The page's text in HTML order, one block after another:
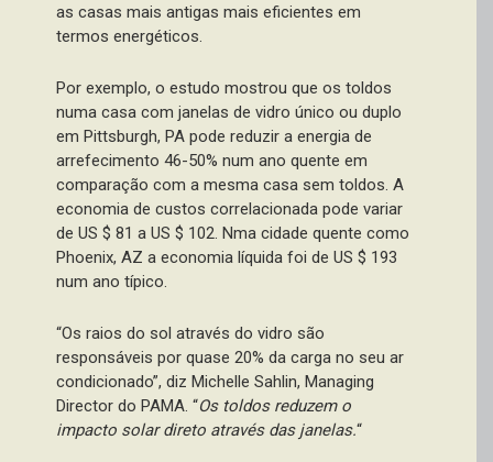
as casas mais antigas mais eficientes em
termos energéticos.
Por exemplo, o estudo mostrou que os toldos
numa casa com janelas de vidro único ou duplo
em Pittsburgh, PA pode reduzir a energia de
arrefecimento 46-50% num ano quente em
comparação com a mesma casa sem toldos. A
economia de custos correlacionada pode variar
de US $ 81 a US $ 102. Nma cidade quente como
Phoenix, AZ a economia líquida foi de US $ 193
num ano típico.
“Os raios do sol através do vidro são
responsáveis por quase 20% da carga no seu ar
condicionado”, diz Michelle Sahlin, Managing
Director do PAMA. “Os toldos reduzem o
impacto solar direto através das janelas.“